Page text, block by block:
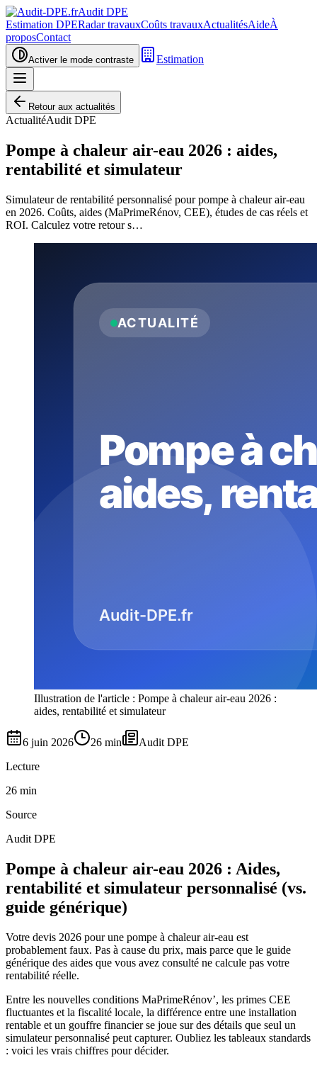
Audit DPE
Estimation DPERadar travauxCoûts travauxActualitésAideÀ
proposContact
Activer le mode contraste Estimation
Retour aux actualités
ActualitéAudit DPE
Pompe à chaleur air-eau 2026 : aides,
rentabilité et simulateur
Simulateur de rentabilité personnalisé pour pompe à chaleur air-eau
en 2026. Coûts, aides (MaPrimeRénov, CEE), études de cas réels et
ROI. Calculez votre retour s…
Illustration de l'article : Pompe à chaleur air-eau 2026 :
aides, rentabilité et simulateur
6 juin 2026 26 min
Audit DPE
Lecture
26 min
Source
Audit DPE
Pompe à chaleur air-eau 2026 : Aides,
rentabilité et simulateur personnalisé (vs.
guide générique)
Votre devis 2026 pour une pompe à chaleur air-eau est
probablement faux. Pas à cause du prix, mais parce que le guide
générique des aides que vous avez consulté ne calcule pas votre
rentabilité réelle.
Entre les nouvelles conditions MaPrimeRénov’, les primes CEE
fluctuantes et la fiscalité locale, la différence entre une installation
rentable et un gouffre financier se joue sur des détails que seul un
simulateur personnalisé peut capturer. Oubliez les tableaux standards
: voici les vrais chiffres pour décider.